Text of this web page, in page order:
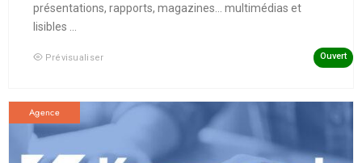
présentations, rapports, magazines... multimédias et
lisibles ...
Prévisualiser Ouvert
Agence